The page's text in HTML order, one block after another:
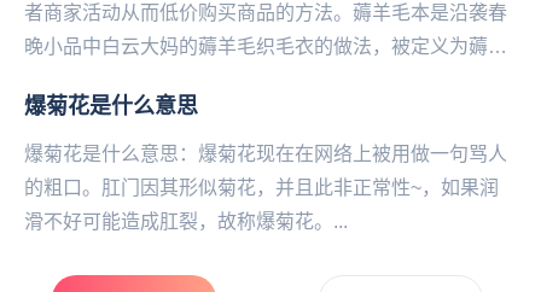
者商家活动从而低价购买商品的方法。薅羊毛本是沿袭春
晚小品中白云大妈的薅羊毛织毛衣的做法，被定义为薅羊
商...
爆菊花是什么意思
爆菊花是什么意思：爆菊花现在在网络上被用做一句骂人
的粗口。肛门因其形似菊花，并且此非正常性~，如果润
滑不好可能造成肛裂，故称爆菊花。...